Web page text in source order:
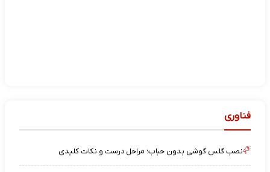
فناوری
نصب گلس گوشی بدون حباب؛ مراحل درست و نکات کلیدی